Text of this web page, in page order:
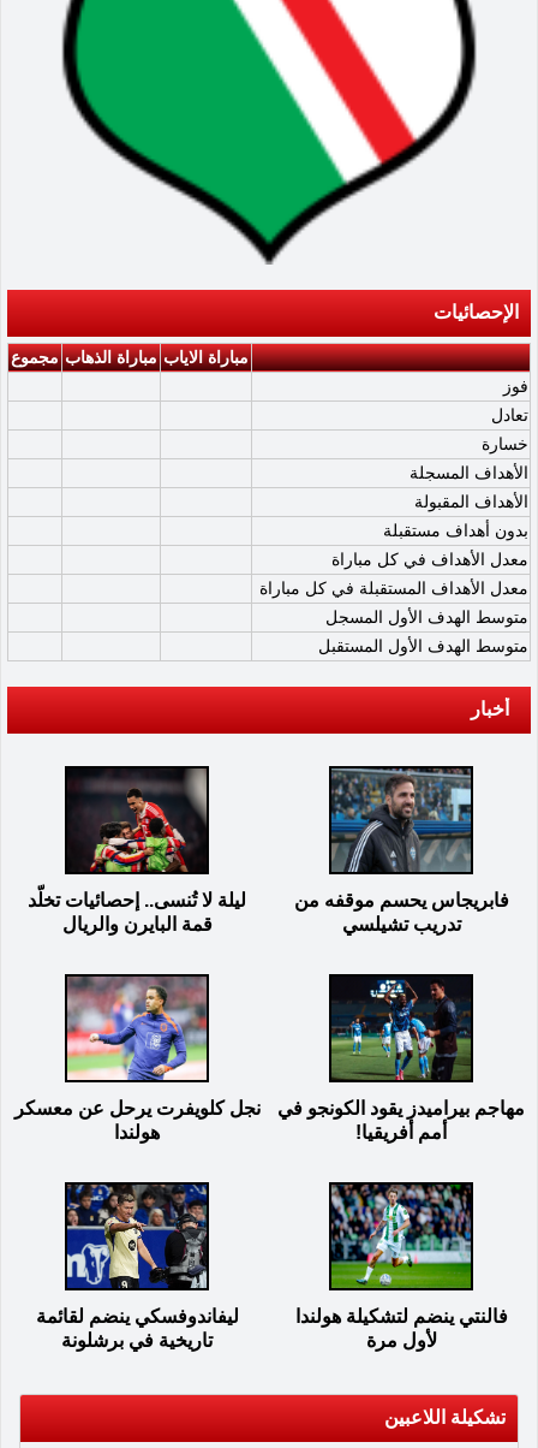
الإحصائيات
مباراة الاياب مباراة الذهاب مجموع
فوز
تعادل
خسارة
الأهداف المسجلة
الأهداف المقبولة
بدون أهداف مستقبلة
معدل الأهداف في كل مباراة
معدل الأهداف المستقبلة في كل مباراة
متوسط الهدف الأول المسجل
متوسط الهدف الأول المستقبل
أخبار
فابريجاس يحسم موقفه من
تدريب تشيلسي
ليلة لا تُنسى.. إحصائيات تخلّد
قمة البايرن والريال
مهاجم بيراميدز يقود الكونجو في
أمم أفريقيا!
نجل كلويفرت يرحل عن معسكر
هولندا
فالنتي ينضم لتشكيلة هولندا
لأول مرة
ليفاندوفسكي ينضم لقائمة
تاريخية في برشلونة
تشكيلة اللاعبين